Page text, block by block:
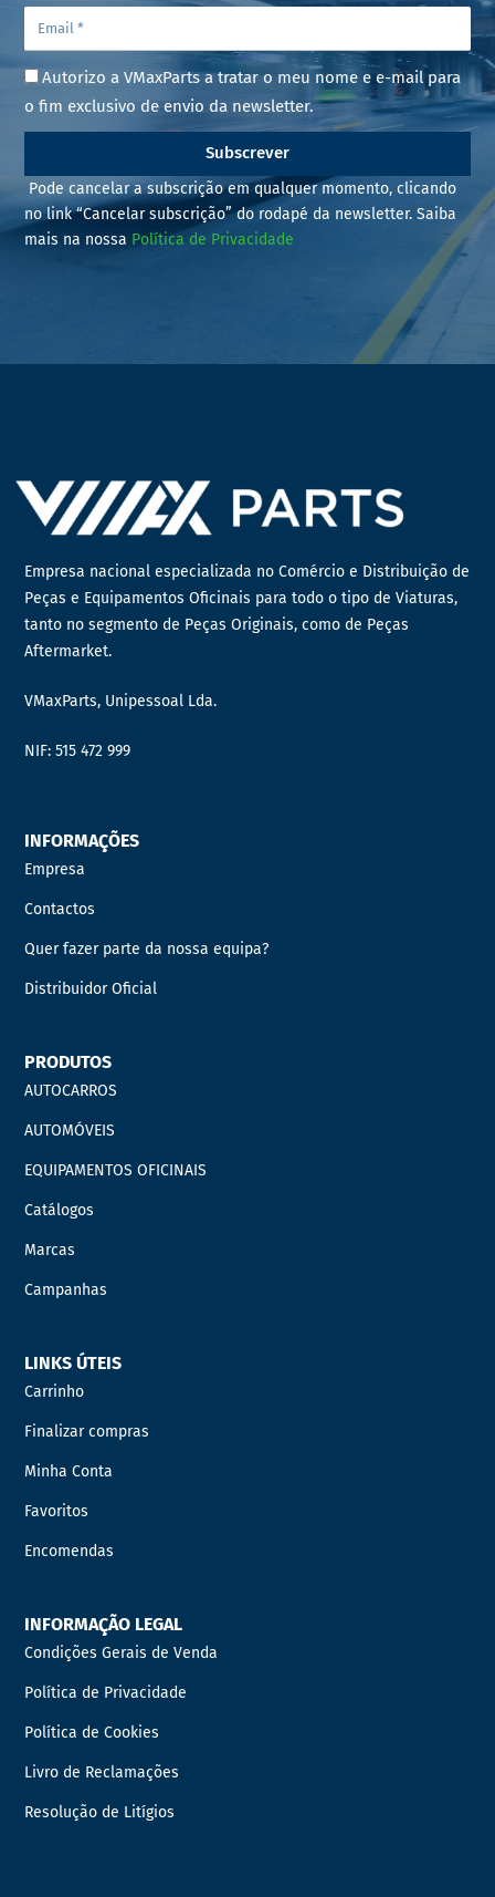
Autorizo a VMaxParts a tratar o meu nome e e-mail para
o fim exclusivo de envio da newsletter.
Subscrever
Pode cancelar a subscrição em qualquer momento, clicando
no link “Cancelar subscrição” do rodapé da newsletter. Saiba
mais na nossa Política de Privacidade
Empresa nacional especializada no Comércio e Distribuição de
Peças e Equipamentos Oficinais para todo o tipo de Viaturas,
tanto no segmento de Peças Originais, como de Peças
Aftermarket.
VMaxParts, Unipessoal Lda.
NIF: 515 472 999
INFORMAÇÕES
Empresa
Contactos
Quer fazer parte da nossa equipa?
Distribuidor Oficial
PRODUTOS
AUTOCARROS
AUTOMÓVEIS
EQUIPAMENTOS OFICINAIS
Catálogos
Marcas
Campanhas
LINKS ÚTEIS
Carrinho
Finalizar compras
Minha Conta
Favoritos
Encomendas
INFORMAÇÃO LEGAL
Condições Gerais de Venda
Política de Privacidade
Política de Cookies
Livro de Reclamações
Resolução de Litígios